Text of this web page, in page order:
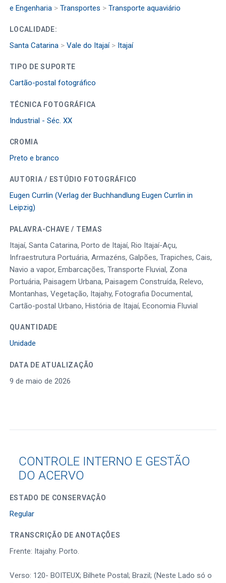
e Engenharia> Transportes > Transporte aquaviário
LOCALIDADE:
Santa Catarina> Vale do Itajaí> Itajaí
TIPO DE SUPORTE
Cartão-postal fotográfico
TÉCNICA FOTOGRÁFICA
Industrial - Séc. XX
CROMIA
Preto e branco
AUTORIA / ESTÚDIO FOTOGRÁFICO
Eugen Currlin (Verlag der Buchhandlung Eugen Currlin in
Leipzig)
PALAVRA-CHAVE / TEMAS
Itajaí, Santa Catarina, Porto de Itajaí, Rio Itajaí-Açu,
Infraestrutura Portuária, Armazéns, Galpões, Trapiches, Cais,
Navio a vapor, Embarcações, Transporte Fluvial, Zona
Portuária, Paisagem Urbana, Paisagem Construída, Relevo,
Montanhas, Vegetação, Itajahy, Fotografia Documental,
Cartão-postal Urbano, História de Itajaí, Economia Fluvial
QUANTIDADE
Unidade
DATA DE ATUALIZAÇÃO
9 de maio de 2026
CONTROLE INTERNO E GESTÃO
DO ACERVO
ESTADO DE CONSERVAÇÃO
Regular
TRANSCRIÇÃO DE ANOTAÇÕES
Frente: Itajahy. Porto.
Verso: 120- BOITEUX; Bilhete Postal; Brazil; (Neste Lado só o